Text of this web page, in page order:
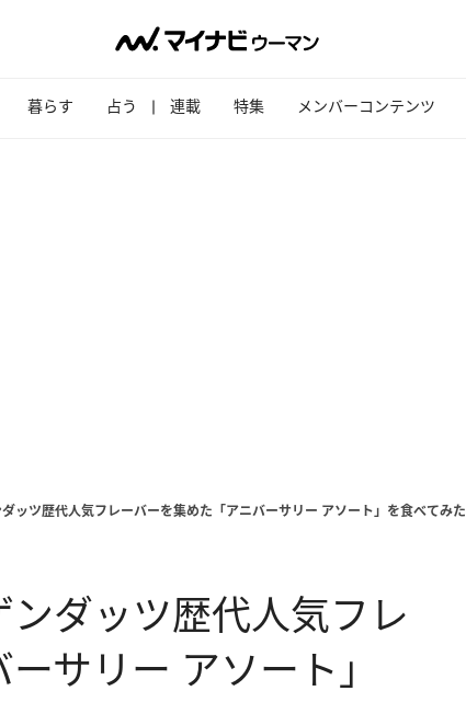
暮らす 占う 連載 特集 メンバーコンテンツ
ッツ歴代人気フレーバーを集めた「アニバーサリー アソート」を食べてみた
ダッツ歴代人気フレ
サリー アソート」